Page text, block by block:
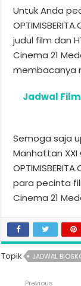
Untuk Anda
judul film dan
Cinema 21
membacanya
Jadwal
Semoga saja
Manhattan XXI
para pecinta
Cinema 21
Topik JADWAL
Previous